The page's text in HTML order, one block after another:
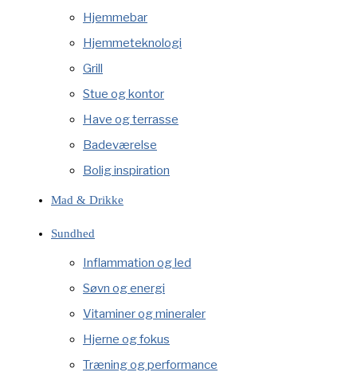
Hjemmebar
Hjemmeteknologi
Grill
Stue og kontor
Have og terrasse
Badeværelse
Bolig inspiration
Mad & Drikke
Sundhed
Inflammation og led
Søvn og energi
Vitaminer og mineraler
Hjerne og fokus
Træning og performance